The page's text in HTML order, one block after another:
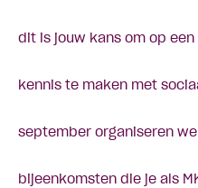
dit is jouw kans om op
kennis te maken met
september organiseren
bijeenkomsten die je als